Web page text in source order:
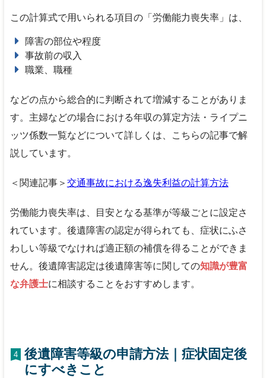
この計算式で用いられる項目の「労働能力喪失率」は、
障害の部位や程度
事故前の収入
職業、職種
などの点から総合的に判断されて増減することがありま
す。主婦などの場合における年収の算定方法・ライプニ
ッツ係数一覧などについて詳しくは、こちらの記事で解
説しています。
＜関連記事＞ 交通事故における逸失利益の計算方法
労働能力喪失率は、目安となる基準が等級ごとに設定さ
れています。後遺障害の認定が得られても、症状にふさ
わしい等級でなければ適正額の補償を得ることができま
せん。後遺障害認定は後遺障害等に関しての知識が豊富
な弁護士に相談することをおすすめします。
4
後遺障害等級の申請方法｜症状固定後
にすべきこと